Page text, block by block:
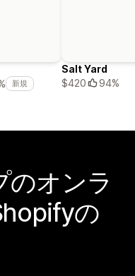
新規
Salt Yard
$420
94%
のオンラ
の